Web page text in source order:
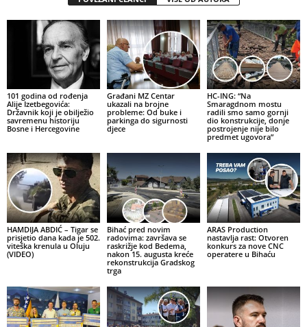
101 godina od rođenja
Alije Izetbegovića:
Državnik koji je obilježio
savremenu historiju
Bosne i Hercegovine
Građani MZ Centar
ukazali na brojne
probleme: Od buke i
parkinga do sigurnosti
djece
HC-ING: “Na
Smaragdnom mostu
radili smo samo gornji
dio konstrukcije, donje
postrojenje nije bilo
predmet ugovora”
HAMDIJA ABDIĆ – Tigar se
prisjetio dana kada je 502.
viteška krenula u Oluju
(VIDEO)
Bihać pred novim
radovima: završava se
raskrižje kod Bedema,
nakon 15. augusta kreće
rekonstrukcija Gradskog
trga
ARAS Production
nastavlja rast: Otvoren
konkurs za nove CNC
operatere u Bihaću